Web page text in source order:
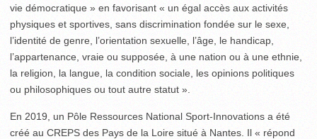
vie démocratique » en favorisant « un égal accès aux activités
physiques et sportives, sans discrimination fondée sur le sexe,
l’identité de genre, l’orientation sexuelle, l’âge, le handicap,
l’appartenance, vraie ou supposée, à une nation ou à une ethnie,
la religion, la langue, la condition sociale, les opinions politiques
ou philosophiques ou tout autre statut ».
En 2019, un Pôle Ressources National Sport-Innovations a été
créé au CREPS des Pays de la Loire situé à Nantes. Il « répond